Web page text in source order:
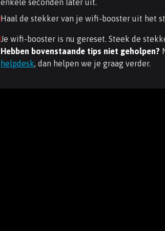
enkele seconden later uit.
Haal de stekker van je wifi-booster uit het
Je wifi-booster is nu gereset. Steek de
Hebben bovenstaande tips niet geholpen?
helpdesk, dan helpen we je graag verder.